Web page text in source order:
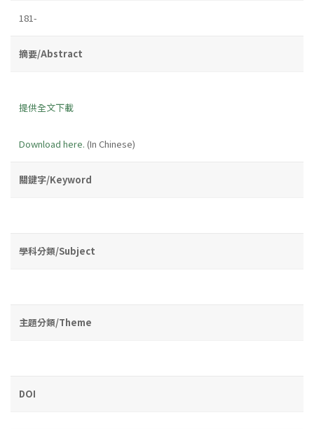
181-
摘要/Abstract
提供全文下載
Download here. (In Chinese)
關鍵字/Keyword
學科分類/Subject
主題分類/Theme
DOI